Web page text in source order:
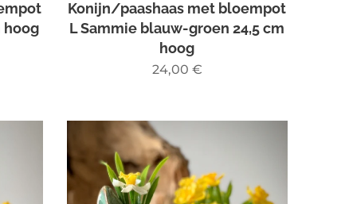
hoog
Konijn/paashaas met bloempot
L Sammie blauw-groen 24,5 cm
hoog
24,00 €